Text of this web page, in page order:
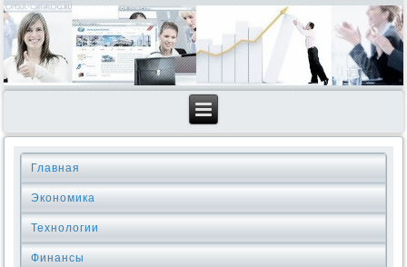
Главная
Экономика
Технологии
Финансы